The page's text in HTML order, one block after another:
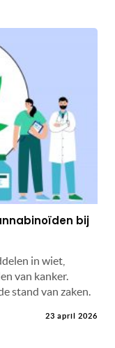
bij
in wiet,
van kanker.
stand van zaken.
23 april 2026